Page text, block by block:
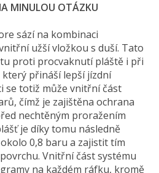
MINULOU OTÁZKU
sází na kombinaci
užší vložkou s duší. Tato
proti procvaknutí pláště i při
přináší lepší jízdní
se totiž může vnitřní část
čímž je zajištěna ochrana
nechtěným proražením
je díky tomu následně
0,8 baru a zajistit tím
Vnitřní část systému
na každém ráfku, kromě